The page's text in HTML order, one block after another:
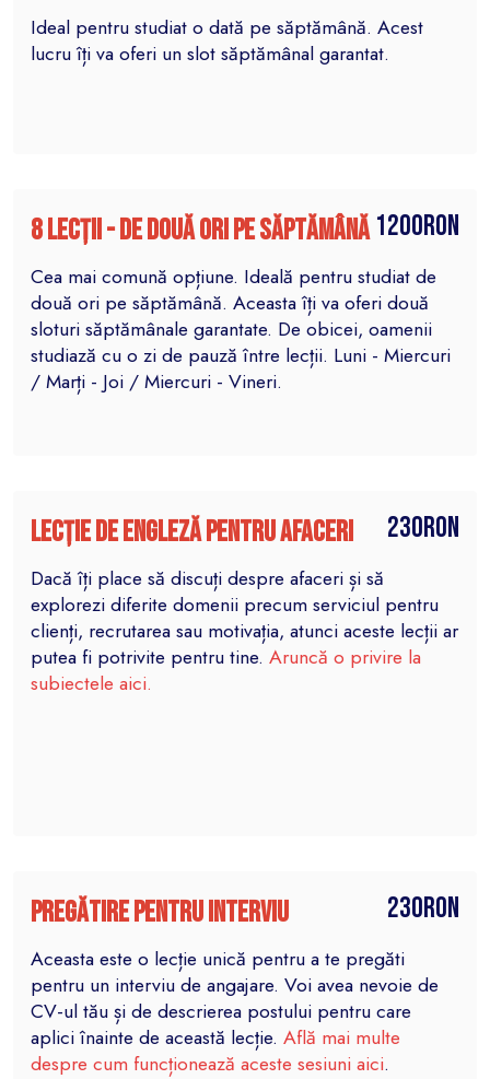
Ideal pentru studiat o dată pe săptămână. Acest
lucru îți va oferi un slot săptămânal garantat.
8 lecții - de două ori pe săptămână 1200RON
Cea mai comună opțiune. Ideală pentru studiat de
două ori pe săptămână. Aceasta îți va oferi două
sloturi săptămânale garantate. De obicei, oamenii
studiază cu o zi de pauză între lecții. Luni - Miercuri
/ Marți - Joi / Miercuri - Vineri.
Lecție de engleză pentru afaceri 230RON
Dacă îți place să discuți despre afaceri și să
explorezi diferite domenii precum serviciul pentru
clienți, recrutarea sau motivația, atunci aceste lecții ar
putea fi potrivite pentru tine. Aruncă o privire la
subiectele aici.
Pregătire pentru interviu 230RON
Aceasta este o lecție unică pentru a te pregăti
pentru un interviu de angajare. Voi avea nevoie de
CV-ul tău și de descrierea postului pentru care
aplici înainte de această lecție. Află mai multe
despre cum funcționează aceste sesiuni aici.